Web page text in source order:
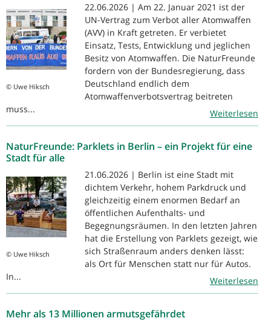
© Uwe Hiksch
22.06.2026 | Am 22. Januar 2021 ist der
UN-Vertrag zum Verbot aller Atomwaffen
(AVV) in Kraft getreten. Er verbietet
Einsatz, Tests, Entwicklung und jeglichen
Besitz von Atomwaffen. Die NaturFreunde
fordern von der Bundesregierung, dass
Deutschland endlich dem
Atomwaffenverbotsvertrag beitreten
muss...
Weiterlesen
NaturFreunde: Parklets in Berlin – ein Projekt für eine
Stadt für alle
© Uwe Hiksch
21.06.2026 | Berlin ist eine Stadt mit
dichtem Verkehr, hohem Parkdruck und
gleichzeitig einem enormen Bedarf an
öffentlichen Aufenthalts- und
Begegnungsräumen. In den letzten Jahren
hat die Erstellung von Parklets gezeigt, wie
sich Straßenraum anders denken lässt:
als Ort für Menschen statt nur für Autos.
In...
Weiterlesen
Mehr als 13 Millionen armutsgefährdet